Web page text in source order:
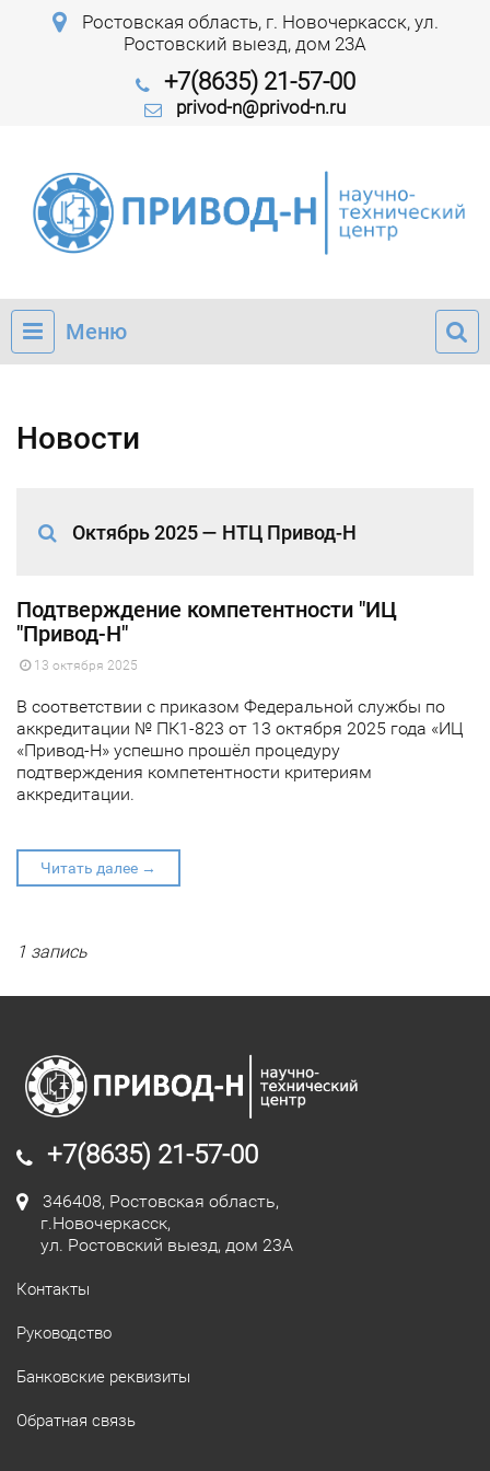
Ростовская область, г. Новочеркасск, ул.
Ростовский выезд, дом 23А
+7(8635) 21-57-00
privod-n@privod-n.ru
Меню
Новости
Октябрь 2025 — НТЦ Привод-Н
Подтверждение компетентности "ИЦ
"Привод-Н"
13 октября 2025
В соответствии с приказом Федеральной службы по
аккредитации № ПК1-823 от 13 октября 2025 года «ИЦ
«Привод-Н» успешно прошёл процедуру
подтверждения компетентности критериям
аккредитации.
Читать далее →
1 запись
+7(8635) 21-57-00
346408, Ростовская область,
г.Новочеркасск,
ул. Ростовский выезд, дом 23А
Контакты
Руководство
Банковские реквизиты
Обратная связь